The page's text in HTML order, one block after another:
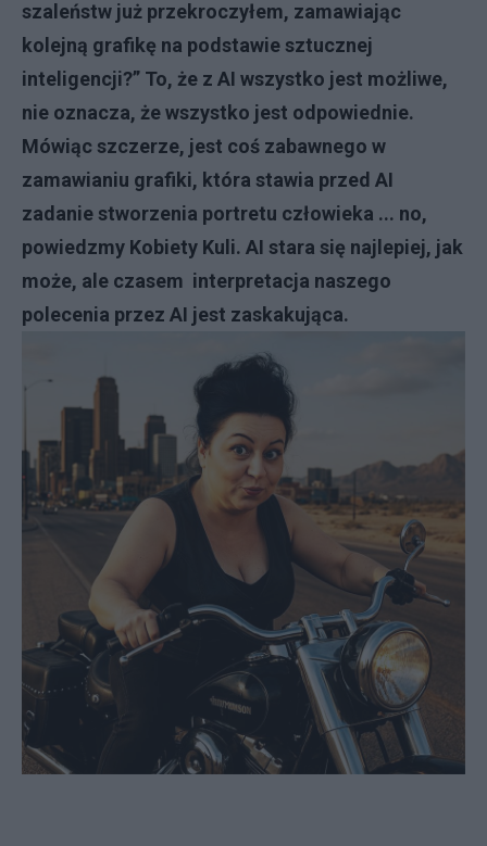
szaleństw już przekroczyłem, zamawiając
kolejną grafikę na podstawie sztucznej
inteligencji?” To, że z AI wszystko jest możliwe,
nie oznacza, że wszystko jest odpowiednie.
Mówiąc szczerze, jest coś zabawnego w
zamawianiu grafiki, która stawia przed AI
zadanie stworzenia portretu człowieka ... no,
powiedzmy Kobiety Kuli. AI stara się najlepiej, jak
może, ale czasem interpretacja naszego
polecenia przez AI jest zaskakująca.